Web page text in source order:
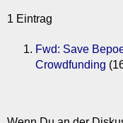
1 Eintrag
Fwd: Save
Crowdfunding